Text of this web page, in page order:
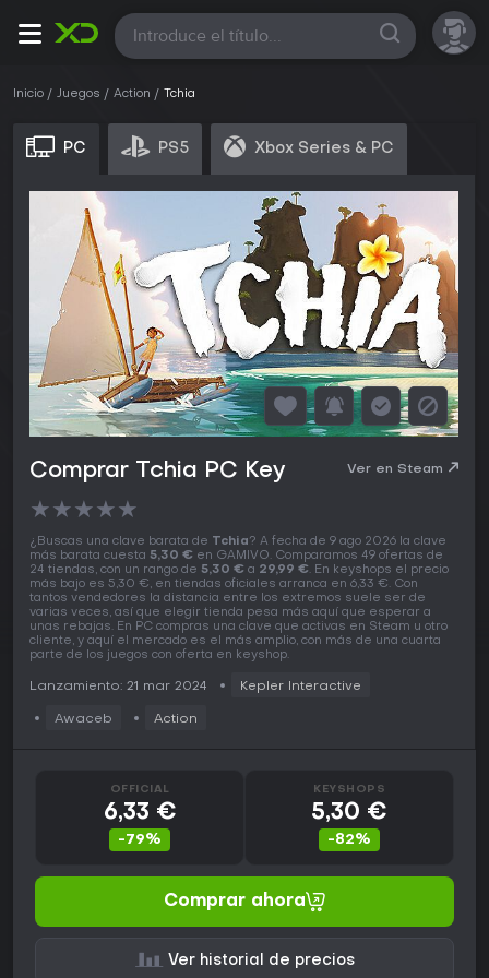
Todas
Inicio Juegos Action Tchia
PC PS5 Xbox Series & PC
Comprar Tchia PC Key Ver en Steam
★★★★★
¿Buscas una clave barata de Tchia? A fecha de 9 ago 2026 la clave
más barata cuesta 5,30 € en GAMIVO. Comparamos 49 ofertas de
24 tiendas, con un rango de 5,30 € a 29,99 €. En keyshops el precio
más bajo es 5,30 €, en tiendas oficiales arranca en 6,33 €. Con
tantos vendedores la distancia entre los extremos suele ser de
varias veces, así que elegir tienda pesa más aquí que esperar a
unas rebajas. En PC compras una clave que activas en Steam u otro
cliente, y aquí el mercado es el más amplio, con más de una cuarta
parte de los juegos con oferta en keyshop.
Lanzamiento: 21 mar 2024 Kepler Interactive
Awaceb Action
OFFICIAL
6,33 €
-79%
KEYSHOPS
5,30 €
-82%
Comprar ahora
Ver historial de precios